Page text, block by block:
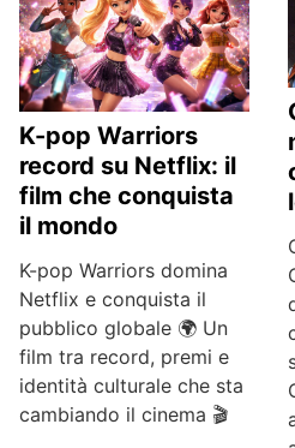
K-pop Warriors
record su Netflix: il
film che conquista
il mondo
K-pop Warriors domina
Netflix e conquista il
pubblico globale 🌍 Un
film tra record, premi e
identità culturale che sta
cambiando il cinema 🎬